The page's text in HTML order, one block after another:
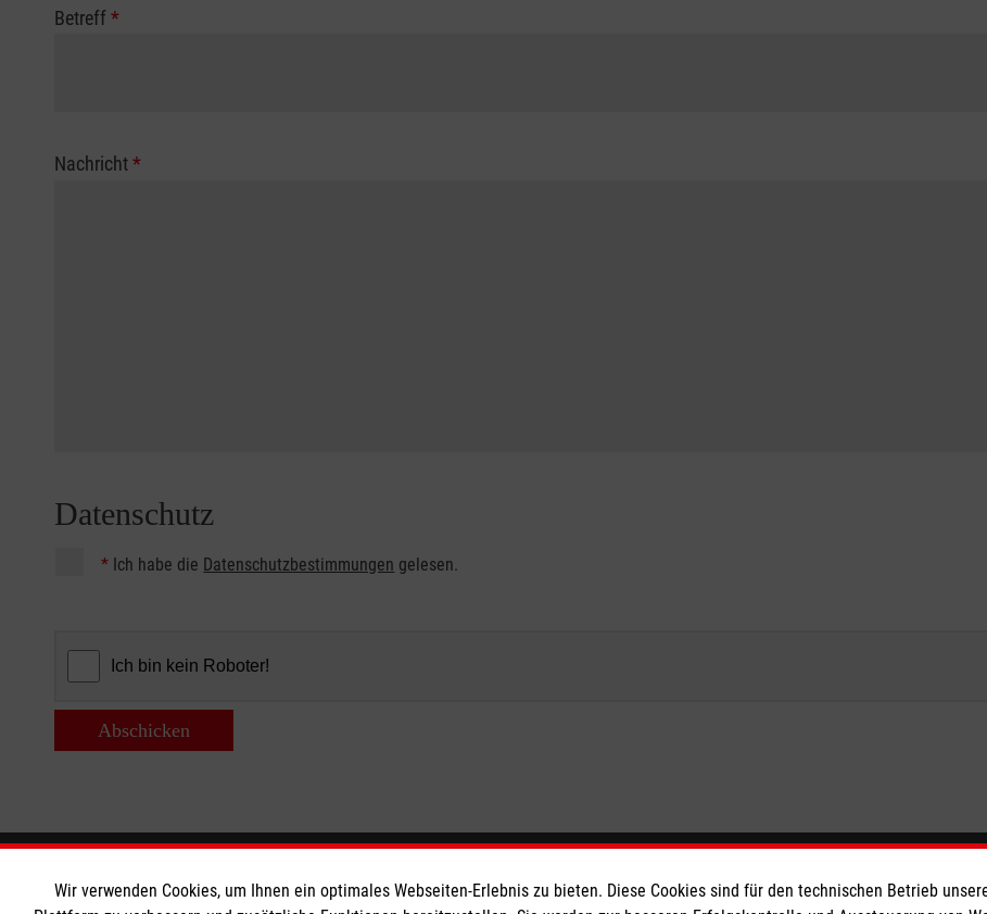
Betreff*
Nachricht*
Datenschutz
* Ich habe die Datenschutzbestimmungen gelesen.
Abschicken
Informationen Die Malteser Spendenkonto
Wir verwenden Cookies, um Ihnen ein optimales Webseiten-Erlebnis zu bieten. Diese Cookies sind für den technischen Betrieb